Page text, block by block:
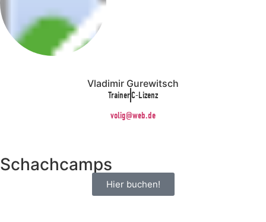
Vladimir Gurewitsch
TrainerC-Lizenz
volig@web.de
Schachcamps
Hier buchen!